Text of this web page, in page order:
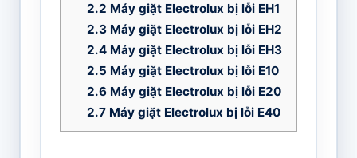
2.2 Máy giặt Electrolux bị lỗi EH1
2.3Máy giặt Electrolux bị lỗi EH2
2.4Máy giặt Electrolux bị lỗi EH3
2.5 Máy giặt Electrolux bị lỗi E10
2.6Máy giặt Electrolux bị lỗi E20
2.7Máy giặt Electrolux bị lỗi E40